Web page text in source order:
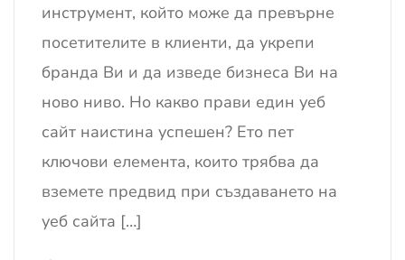
инструмент, който може да превърне
посетителите в клиенти, да укрепи
бранда Ви и да изведе бизнеса Ви на
ново ниво. Но какво прави един уеб
сайт наистина успешен? Ето пет
ключови елемента, които трябва да
вземете предвид при създаването на
уеб сайта […]